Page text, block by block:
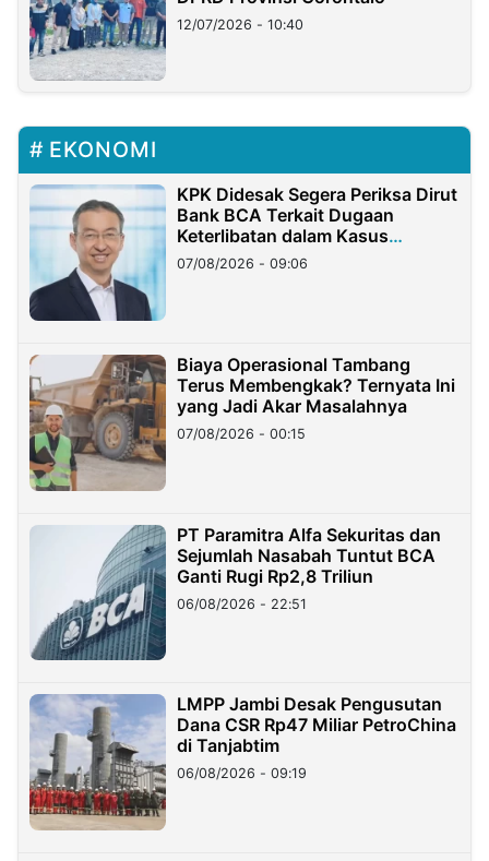
12/07/2026 - 10:40
EKONOMI
KPK Didesak Segera Periksa Dirut
Bank BCA Terkait Dugaan
Keterlibatan dalam Kasus
Hilangnya Dana Nasabah Rp2,58
Miliar
07/08/2026 - 09:06
Biaya Operasional Tambang
Terus Membengkak? Ternyata Ini
yang Jadi Akar Masalahnya
07/08/2026 - 00:15
PT Paramitra Alfa Sekuritas dan
Sejumlah Nasabah Tuntut BCA
Ganti Rugi Rp2,8 Triliun
06/08/2026 - 22:51
LMPP Jambi Desak Pengusutan
Dana CSR Rp47 Miliar PetroChina
di Tanjabtim
06/08/2026 - 09:19